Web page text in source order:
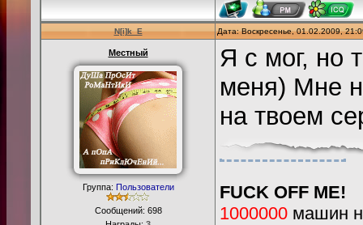
N[i]k_E Дата: Воскресенье, 01.02.2009,
Местный
Группа: Пользователи
Сообщений: 698
Я с мог, но
меня) Мне
на твоем
FUCK OFF ME!
1000000 машин